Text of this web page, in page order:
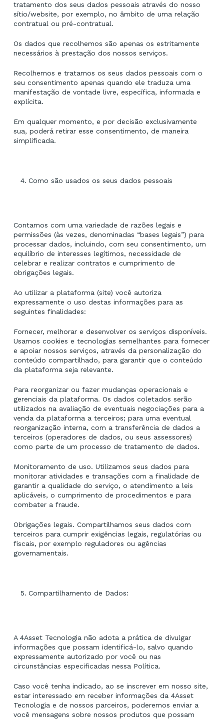
tratamento dos seus dados pessoais através do nosso
sítio/website, por exemplo, no âmbito de uma relação
contratual ou pré-contratual.
Os dados que recolhemos são apenas os estritamente
necessários à prestação dos nossos serviços.
Recolhemos e tratamos os seus dados pessoais com o
seu consentimento apenas quando ele traduza uma
manifestação de vontade livre, específica, informada e
explícita.
Em qualquer momento, e por decisão exclusivamente
sua, poderá retirar esse consentimento, de maneira
simplificada.
Como são usados os seus dados pessoais
Contamos com uma variedade de razões legais e
permissões (às vezes, denominadas “bases legais”) para
processar dados, incluindo, com seu consentimento, um
equilíbrio de interesses legítimos, necessidade de
celebrar e realizar contratos e cumprimento de
obrigações legais.
Ao utilizar a plataforma (site) você autoriza
expressamente o uso destas informações para as
seguintes finalidades:
Fornecer, melhorar e desenvolver os serviços disponíveis.
Usamos cookies e tecnologias semelhantes para fornecer
e apoiar nossos serviços, através da personalização do
conteúdo compartilhado, para garantir que o conteúdo
da plataforma seja relevante.
Para reorganizar ou fazer mudanças operacionais e
gerenciais da plataforma. Os dados coletados serão
utilizados na avaliação de eventuais negociações para a
venda da plataforma a terceiros; para uma eventual
reorganização interna, com a transferência de dados a
terceiros (operadores de dados, ou seus assessores)
como parte de um processo de tratamento de dados.
Monitoramento de uso. Utilizamos seus dados para
monitorar atividades e transações com a finalidade de
garantir a qualidade do serviço, o atendimento a leis
aplicáveis, o cumprimento de procedimentos e para
combater a fraude.
Obrigações legais. Compartilhamos seus dados com
terceiros para cumprir exigências legais, regulatórias ou
fiscais, por exemplo reguladores ou agências
governamentais.
Compartilhamento de Dados:
A 4Asset Tecnologia não adota a prática de divulgar
informações que possam identificá-lo, salvo quando
expressamente autorizado por você ou nas
circunstâncias especificadas nessa Política.
Caso você tenha indicado, ao se inscrever em nosso site,
estar interessado em receber informações da 4Asset
Tecnologia e de nossos parceiros, poderemos enviar a
você mensagens sobre nossos produtos que possam